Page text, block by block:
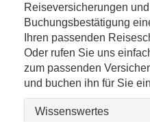
Reiseversicherungen
Buchungsbestätigung
Ihren passenden
Oder rufen Sie uns
zum passenden
und buchen ihn für Sie
Wissenswertes